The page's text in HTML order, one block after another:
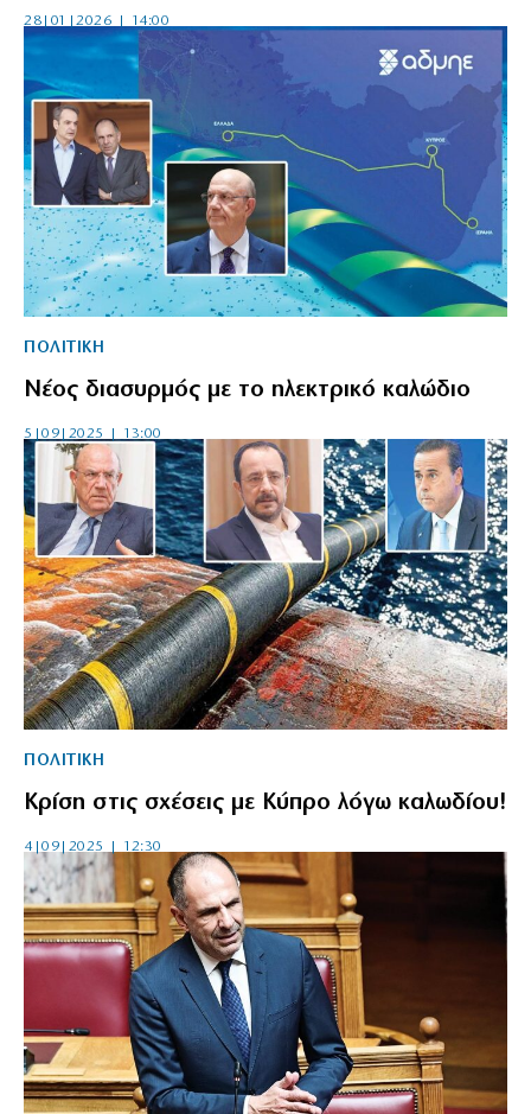
28|01|2026 | 14:00
ΠΟΛΙΤΙΚΗ
Νέος διασυρμός με το ηλεκτρικό καλώδιο
5|09|2025 | 13:00
ΠΟΛΙΤΙΚΗ
Κρίση στις σχέσεις με Κύπρο λόγω καλωδίου!
4|09|2025 | 12:30